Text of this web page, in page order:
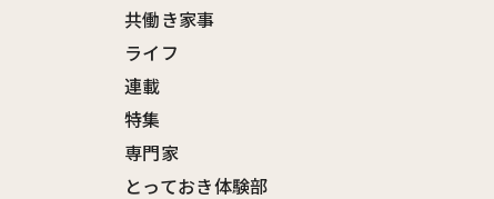
共働き家事
ライフ
連載
特集
専門家
とっておき体験部